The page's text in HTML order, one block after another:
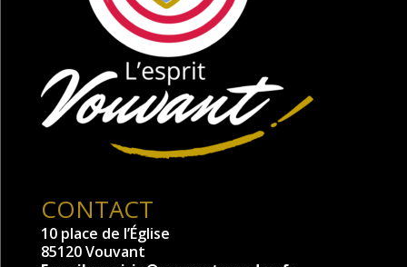
CONTACT
10 place de l’Église
85120 Vouvant